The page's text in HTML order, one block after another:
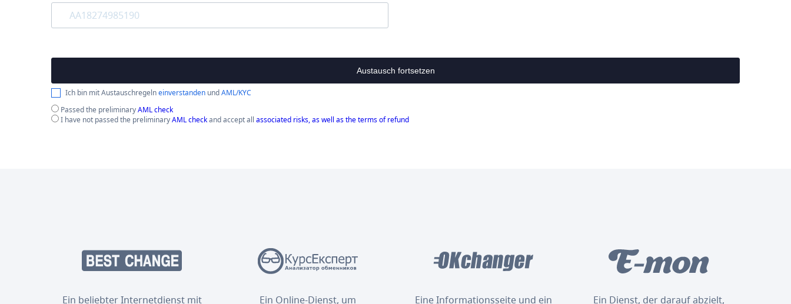
Austausch fortsetzen
Ich bin mit Austauschregelneinverstanden undAML/KYC
Passed the preliminaryAML check
I have not passed the preliminaryAML checkand accept all associated risks, as well as the terms of refund
Ein beliebter Internetdienst mit
Ein Online-Dienst, um
Eine Informationsseite und ein
Ein Dienst, der darauf abzielt,